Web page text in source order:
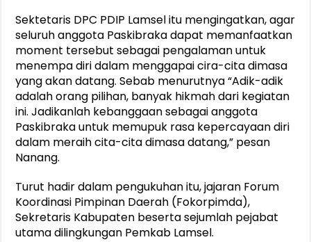
Sektetaris DPC PDIP Lamsel itu mengingatkan, agar
seluruh anggota Paskibraka dapat memanfaatkan
moment tersebut sebagai pengalaman untuk
menempa diri dalam menggapai cira-cita dimasa
yang akan datang. Sebab menurutnya “Adik-adik
adalah orang pilihan, banyak hikmah dari kegiatan
ini. Jadikanlah kebanggaan sebagai anggota
Paskibraka untuk memupuk rasa kepercayaan diri
dalam meraih cita-cita dimasa datang,” pesan
Nanang.
Turut hadir dalam pengukuhan itu, jajaran Forum
Koordinasi Pimpinan Daerah (Fokorpimda),
Sekretaris Kabupaten beserta sejumlah pejabat
utama dilingkungan Pemkab Lamsel.